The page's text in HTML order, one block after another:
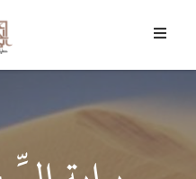
وَمَا أَرْسَلْنَاكَ